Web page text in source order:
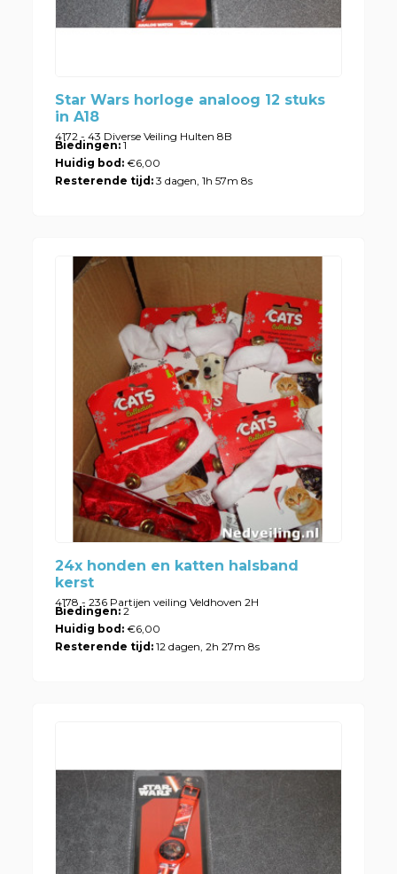
Star Wars horloge analoog 12 stuks
in A18
4172 - 43 Diverse Veiling Hulten 8B
Biedingen: 1
Huidig bod: €6,00
Resterende tijd: 3 dagen, 1h 57m 8s
24x honden en katten halsband
kerst
4178 - 236 Partijen veiling Veldhoven 2H
Biedingen: 2
Huidig bod: €6,00
Resterende tijd: 12 dagen, 2h 27m 8s